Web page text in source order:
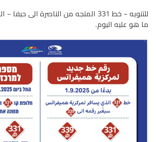
للتنويه – خط 331 المتجه من الناصرة الى
ما هو عليه اليوم.